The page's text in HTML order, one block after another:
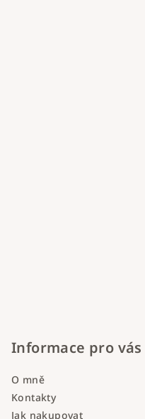
Informace pro vás
O mně
Kontakty
Jak nakupovat